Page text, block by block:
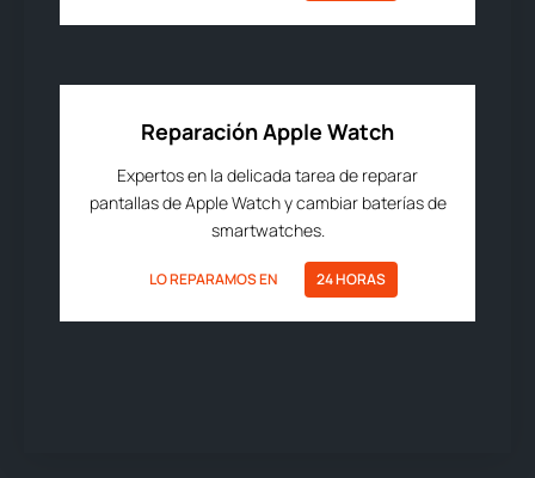
Reparación Apple Watch
Expertos en la delicada tarea de reparar
pantallas de Apple Watch y cambiar baterías de
smartwatches.
LO REPARAMOS EN 24 HORAS